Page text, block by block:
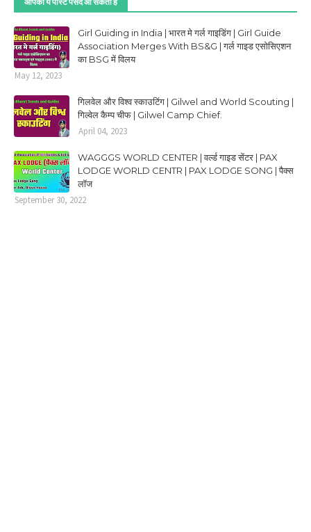
Girl Guiding in India | भारत मे गर्ल गाइडिंग | Girl Guide
Association Merges With BS&G | गर्ल गाइड एसोसिएशन
का BSG में विलय
May 12, 2023
गिलवेल और विश्व स्काउटिंग | Gilwel and World Scouting |
गिल्वेल कैम्प चीफ | Gilwel Camp Chief.
April 04, 2023
WAGGGS WORLD CENTER | वर्ल्ड गाइड सेंटर | PAX
LODGE WORLD CENTR | PAX LODGE SONG | पैक्स
लॉज
September 30, 2022